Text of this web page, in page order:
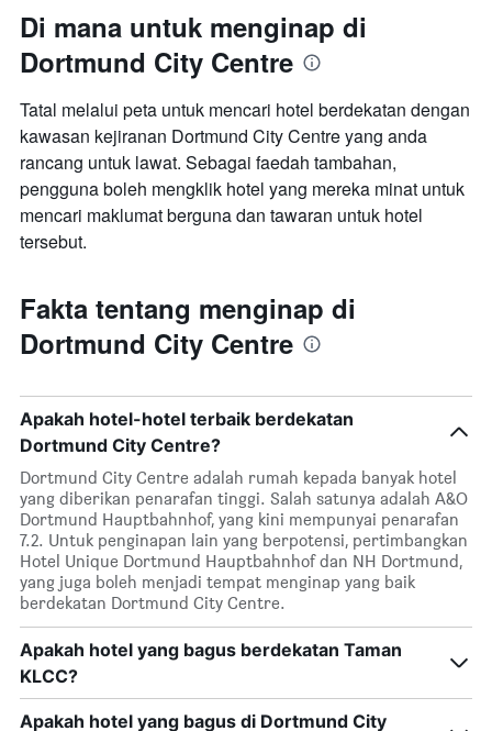
Di mana untuk menginap di
Dortmund City Centre
Tatal melalui peta untuk mencari hotel berdekatan dengan
kawasan kejiranan Dortmund City Centre yang anda
rancang untuk lawat. Sebagai faedah tambahan,
pengguna boleh mengklik hotel yang mereka minat untuk
mencari maklumat berguna dan tawaran untuk hotel
tersebut.
Fakta tentang menginap di
Dortmund City Centre
Apakah hotel-hotel terbaik berdekatan
Dortmund City Centre?
Dortmund City Centre adalah rumah kepada banyak hotel
yang diberikan penarafan tinggi. Salah satunya adalah A&O
Dortmund Hauptbahnhof, yang kini mempunyai penarafan
7.2. Untuk penginapan lain yang berpotensi, pertimbangkan
Hotel Unique Dortmund Hauptbahnhof dan NH Dortmund,
yang juga boleh menjadi tempat menginap yang baik
berdekatan Dortmund City Centre.
Apakah hotel yang bagus berdekatan Taman
KLCC?
Apakah hotel yang bagus di Dortmund City